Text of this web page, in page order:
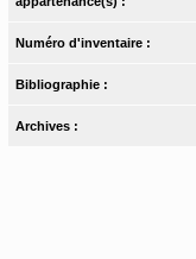
Numéro d'inventaire :
Bibliographie :
Archives :